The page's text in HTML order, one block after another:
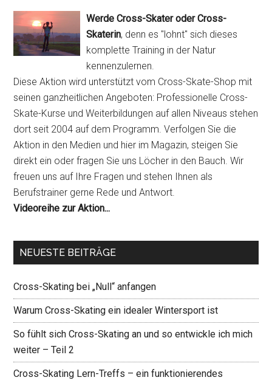
Werde Cross-Skater oder Cross-
Skaterin, denn es "lohnt" sich dieses
komplette Training in der Natur
kennenzulernen.
Diese Aktion wird unterstützt vom Cross-Skate-Shop mit
seinen ganzheitlichen Angeboten: Professionelle Cross-
Skate-Kurse und Weiterbildungen auf allen Niveaus stehen
dort seit 2004 auf dem Programm. Verfolgen Sie die
Aktion in den Medien und hier im Magazin, steigen Sie
direkt ein oder fragen Sie uns Löcher in den Bauch. Wir
freuen uns auf Ihre Fragen und stehen Ihnen als
Berufstrainer gerne Rede und Antwort.
Videoreihe zur Aktion...
NEUESTE BEITRÄGE
Cross-Skating bei „Null“ anfangen
Warum Cross-Skating ein idealer Wintersport ist
So fühlt sich Cross-Skating an und so entwickle ich mich
weiter – Teil 2
Cross-Skating Lern-Treffs – ein funktionierendes